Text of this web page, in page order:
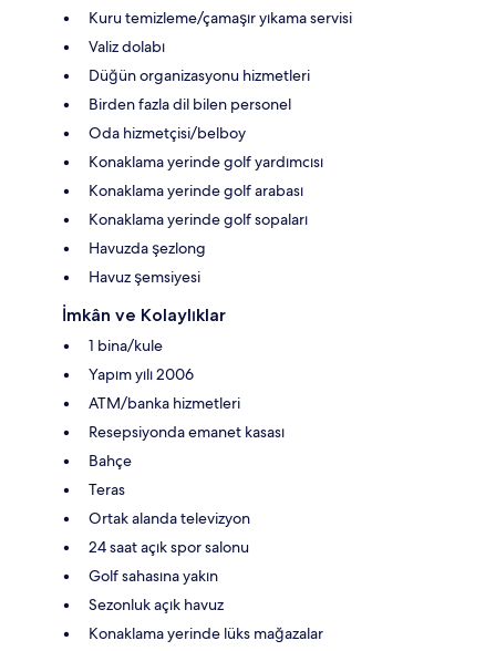
Kuru temizleme/çamaşır yıkama servisi
Valiz dolabı
Düğün organizasyonu hizmetleri
Birden fazla dil bilen personel
Oda hizmetçisi/belboy
Konaklama yerinde golf yardımcısı
Konaklama yerinde golf arabası
Konaklama yerinde golf sopaları
Havuzda şezlong
Havuz şemsiyesi
İmkân ve Kolaylıklar
1 bina/kule
Yapım yılı 2006
ATM/banka hizmetleri
Resepsiyonda emanet kasası
Bahçe
Teras
Ortak alanda televizyon
24 saat açık spor salonu
Golf sahasına yakın
Sezonluk açık havuz
Konaklama yerinde lüks mağazalar